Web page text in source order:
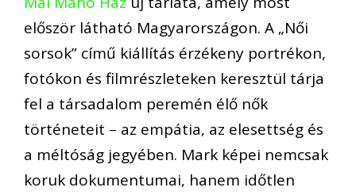
először látható Magyarországon. A „Női
sorsok” című kiállítás érzékeny portrékon,
fotókon és filmrészleteken keresztül tárja
fel a társadalom peremén élő nők
történeteit – az empátia, az elesettség és
a méltóság jegyében. Mark képei nemcsak
koruk dokumentumai, hanem időtlen